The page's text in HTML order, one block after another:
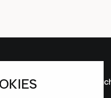
dich für die neuesten
an